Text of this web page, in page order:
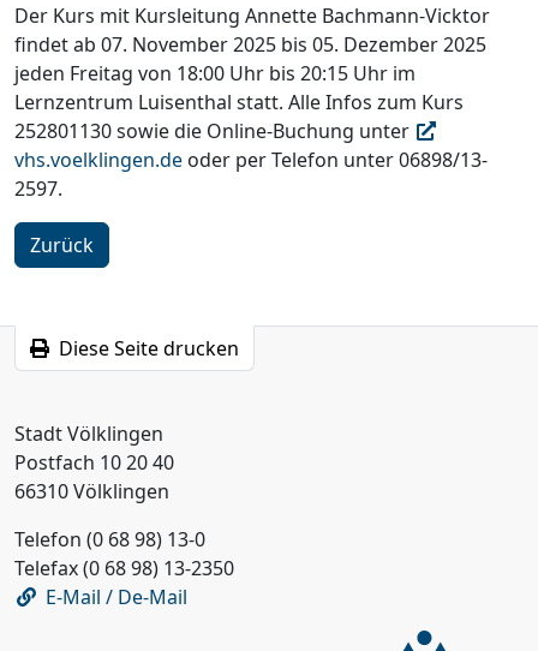
Der Kurs mit Kursleitung Annette Bachmann-Vicktor
findet ab 07. November 2025 bis 05. Dezember 2025
jeden Freitag von 18:00 Uhr bis 20:15 Uhr im
Lernzentrum Luisenthal statt. Alle Infos zum Kurs
252801130 sowie die Online-Buchung unter
vhs.voelklingen.de oder per Telefon unter 06898/13-
2597.
Zurück
Diese Seite drucken
Stadt Völklingen
Postfach 10 20 40
66310 Völklingen
Telefon (0 68 98) 13-0
Telefax (0 68 98) 13-2350
E-Mail / De-Mail